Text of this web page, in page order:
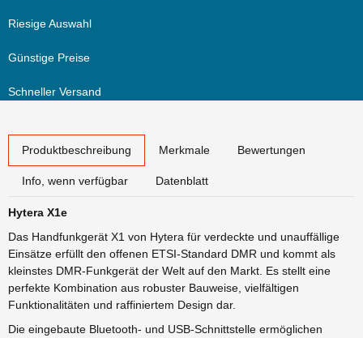
Riesige Auswahl
Günstige Preise
Schneller Versand
Produktbeschreibung Merkmale Bewertungen
Info, wenn verfügbar Datenblatt
Hytera X1e
Das Handfunkgerät X1 von Hytera für verdeckte und unauffällige
Einsätze erfüllt den offenen ETSI-Standard DMR und kommt als
kleinstes DMR-Funkgerät der Welt auf den Markt. Es stellt eine
perfekte Kombination aus robuster Bauweise, vielfältigen
Funktionalitäten und raffiniertem Design dar.
Die eingebaute Bluetooth- und USB-Schnittstelle ermöglichen